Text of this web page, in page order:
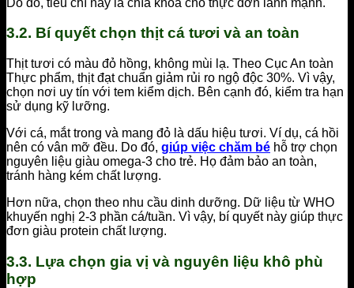
3.2. Bí quyết chọn thịt cá tươi và an toàn
Thịt tươi có màu đỏ hồng, không mùi lạ. Theo Cục An toàn
Thực phẩm, thịt đạt chuẩn giảm rủi ro ngộ độc 30%. Vì vậy,
chọn nơi uy tín với tem kiểm dịch. Bên cạnh đó, kiểm tra hạn
sử dụng kỹ lưỡng.
Với cá, mắt trong và mang đỏ là dấu hiệu tươi. Ví dụ, cá hồi
nên có vân mỡ đều. Do đó, giúp việc chăm bé hỗ trợ chọn
nguyên liệu giàu omega-3 cho trẻ. Họ đảm bảo an toàn,
tránh hàng kém chất lượng.
Hơn nữa, chọn theo nhu cầu dinh dưỡng. Dữ liệu từ WHO
khuyến nghị 2-3 phần cá/tuần. Vì vậy, bí quyết này giúp thực
đơn giàu protein chất lượng.
3.3. Lựa chọn gia vị và nguyên liệu khô phù
hợp